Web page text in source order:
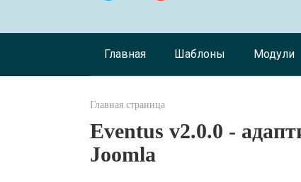
Главная Шаблоны Модули
Главная страница
Eventus v2.0.0 -
Joomla